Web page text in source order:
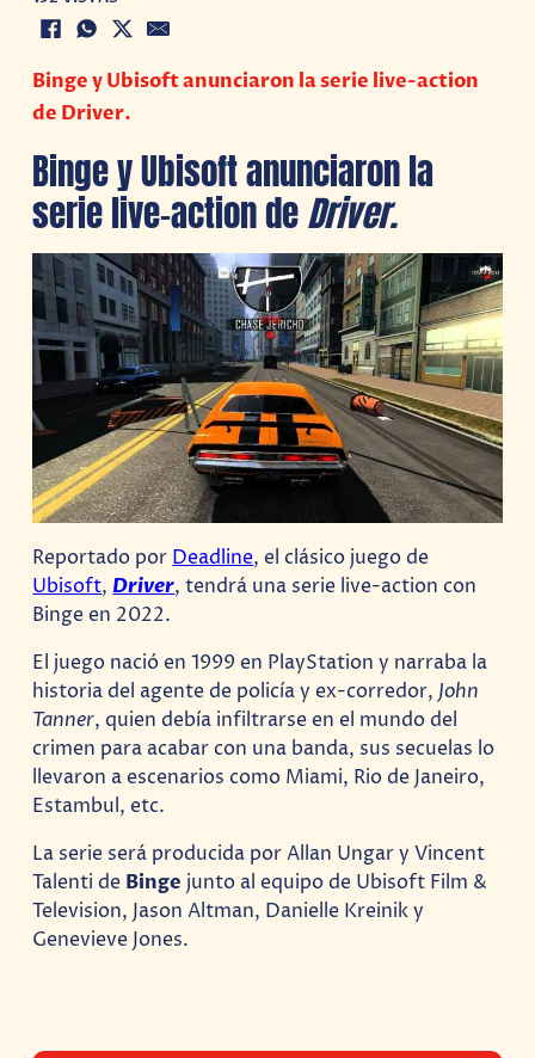
Binge y Ubisoft anunciaron la serie live-action
de Driver.
Binge y Ubisoft anunciaron la
serie live-action deDriver.
Reportado por Deadline, el clásico juego de
Ubisoft, Driver, tendrá una serie live-action con
Binge en 2022.
El juego nació en 1999 en PlayStation y narraba la
historia del agente de policía y ex-corredor, John
Tanner, quien debía infiltrarse en el mundo del
crimen para acabar con una banda, sus secuelas lo
llevaron a escenarios como Miami, Rio de Janeiro,
Estambul, etc.
La serie será producida por Allan Ungar y Vincent
Talenti de Binge junto al equipo de Ubisoft Film &
Television, Jason Altman, Danielle Kreinik y
Genevieve Jones.